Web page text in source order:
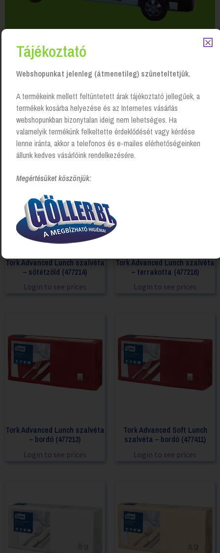
Kapcsolódó Termékek
Tork Advanced Lunch szalvéta
– sötétzöld (477214)
Login to see prices
Tork Advanced Lunch szalvéta
– terrakotta (477216)
Login to see prices
Tork Advanced Lunch szalvéta
– bordó (477213)
Login to see prices
Tork Advanced Soft Lunch
szalvéta – bordó (477411)
Login to see prices
Tájékoztató
Webshopunkat jelenleg (átmenetileg) szüneteltetjük.
A termékeink mellett feltüntetett árak tájékoztató jellegűek, a
termékek kosárba helyezése és az Internetes vásárlás
webshopunkban bizonytalan ideig nem lehetséges. Ha
valamelyik termékünk felkeltette érdeklődését vagy kérdése
lenne iránta, akkor a telefonos és e-mailes elérhetőségeinken
állunk kedves vásárlóink rendelkezésére.
Megértésüket köszönjük: